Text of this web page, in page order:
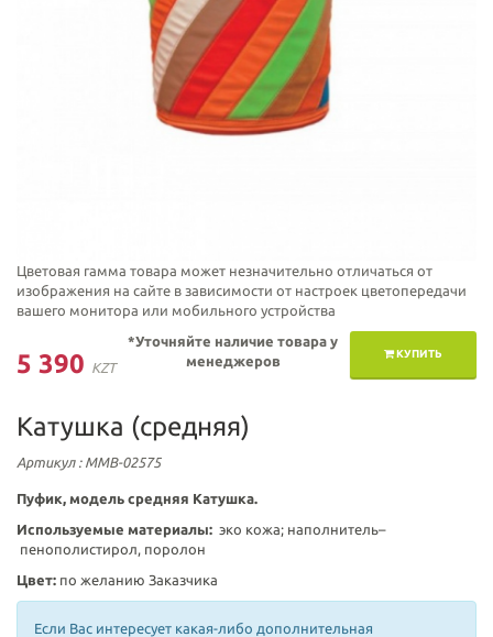
Цветовая гамма товара может незначительно отличаться от
изображения на сайте в зависимости от настроек цветопередачи
вашего монитора или мобильного устройства
5 390 KZT
КУПИТЬ
*Уточняйте наличие товара у
менеджеров
Катушка (средняя)
Артикул: ММВ-02575
Пуфик, модель средняя Катушка.
Используемые материалы: эко кожа; наполнитель–
пенополистирол, поролон
Цвет: по желанию Заказчика
Если Вас интересует какая-либо дополнительная